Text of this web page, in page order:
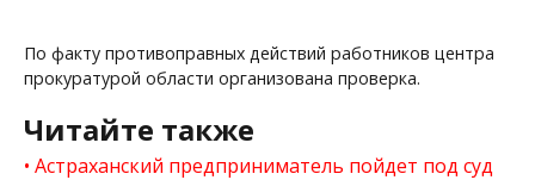
По факту противоправных действий работников центра
прокуратурой области организована проверка.
Читайте также
Астраханский предприниматель пойдет под суд